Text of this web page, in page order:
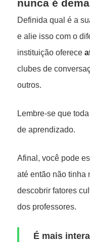
nunca é
Definida qual é a
e alie isso com o
instituição oferece
clubes de
outros.
Lembre-se que
de aprendizado.
Afinal, você pode
até então não tinha
descobrir fatores
dos professores.
É mais